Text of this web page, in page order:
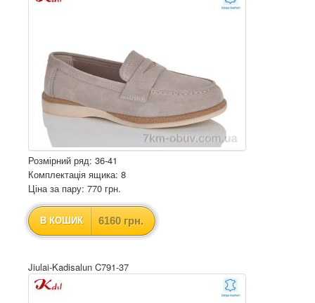
Розмірний ряд: 36-41
Комплектація ящика: 8
Ціна за пару: 770 грн.
В КОШИК 6160 грн.
Jiulai-Kadisalun C791-37